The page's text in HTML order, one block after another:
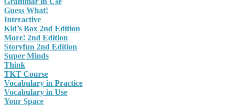
Guess What!
Interactive
Kid’s Box 2nd Edition
More! 2nd Edition
Storyfun 2nd Edition
Super Minds
Think
TKT Course
Vocabulary in Practice
Vocabulary in Use
Your Space